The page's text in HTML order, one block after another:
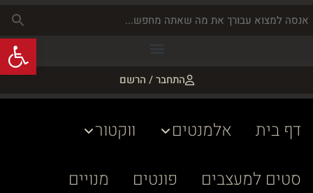
התחבר / הרשם
דף בית אלמנטים
ווקטור
סטים למעצבים
פונטים
מנויים